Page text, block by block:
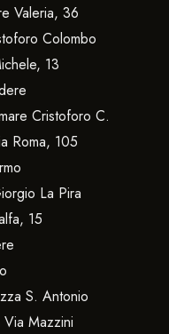
Valeria, 36
Colombo
13
Cristoforo C.
Roma, 105
La Pira
15
S. Antonio
Via Mazzini